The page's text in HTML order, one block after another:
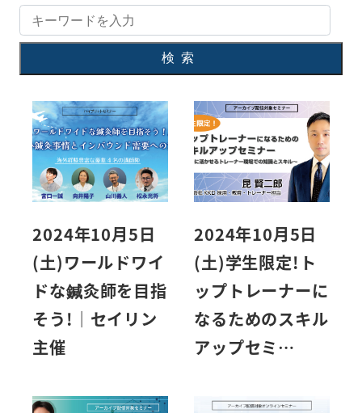
検索
2024年10月5日
(土)ワールドワイ
ドな鍼灸師を目指
そう!｜セイリン
主催
2024年10月5日
(土)学生限定!ト
ップトレーナーに
なるためのスキル
アップセミ…